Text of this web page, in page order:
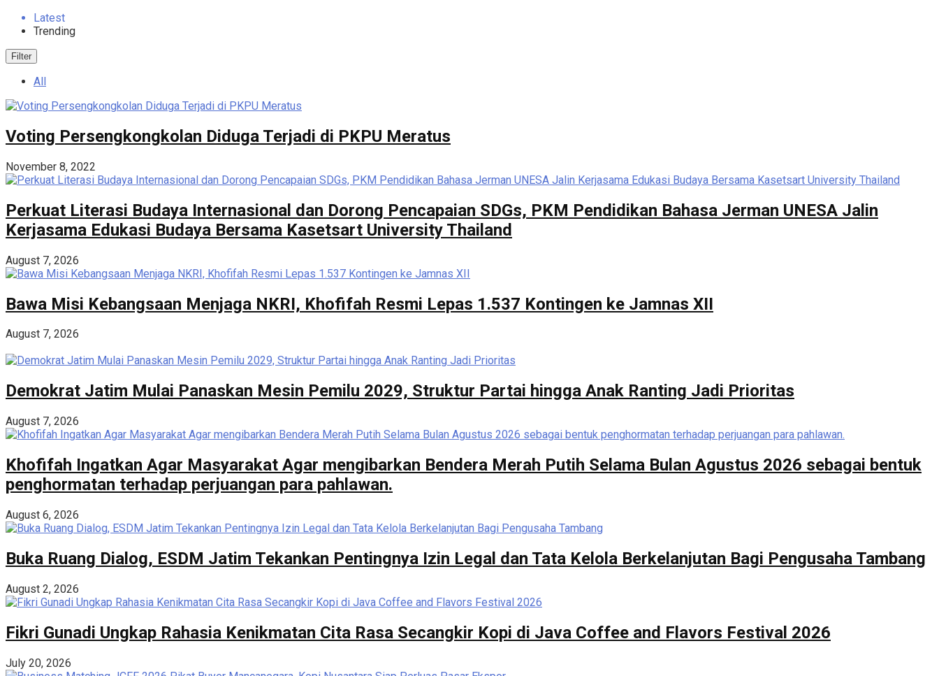
Latest
Trending
Filter
All
Voting Persengkongkolan Diduga Terjadi di PKPU Meratus
November 8, 2022
Perkuat Literasi Budaya Internasional dan Dorong Pencapaian SDGs, PKM Pendidikan Bahasa Jerman UNESA Jalin
Kerjasama Edukasi Budaya Bersama Kasetsart University Thailand
August 7, 2026
Bawa Misi Kebangsaan Menjaga NKRI, Khofifah Resmi Lepas 1.537 Kontingen ke Jamnas XII
August 7, 2026
Demokrat Jatim Mulai Panaskan Mesin Pemilu 2029, Struktur Partai hingga Anak Ranting Jadi Prioritas
August 7, 2026
Khofifah Ingatkan Agar Masyarakat Agar mengibarkan Bendera Merah Putih Selama Bulan Agustus 2026 sebagai bentuk
penghormatan terhadap perjuangan para pahlawan.
August 6, 2026
Buka Ruang Dialog, ESDM Jatim Tekankan Pentingnya Izin Legal dan Tata Kelola Berkelanjutan Bagi Pengusaha Tambang
August 2, 2026
Fikri Gunadi Ungkap Rahasia Kenikmatan Cita Rasa Secangkir Kopi di Java Coffee and Flavors Festival 2026
July 20, 2026